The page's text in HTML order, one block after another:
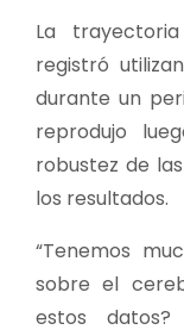
La
registró
durante un
reprodujo
robustez de
los resultados.
“Tenemos
sobre el
estos